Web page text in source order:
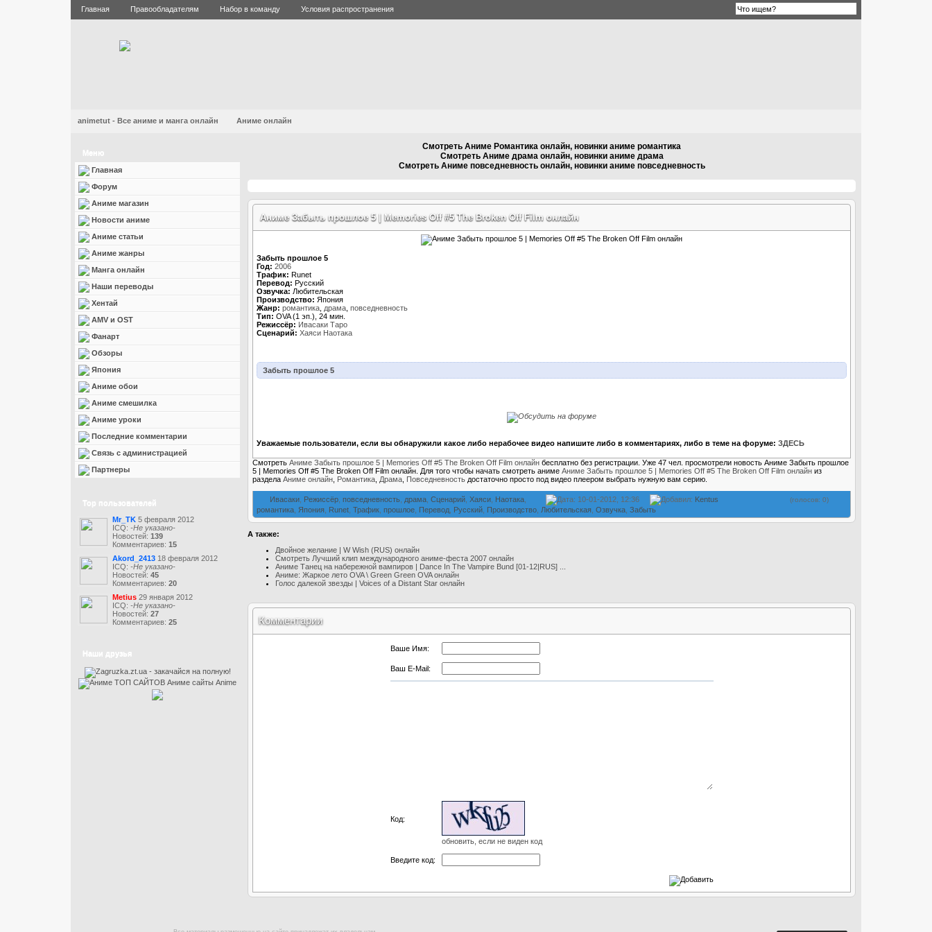
Главная Правообладателям Набор в команду Условия распространения
animetut - Все аниме и манга онлайн Аниме онлайн
Меню
Главная
Форум
Аниме магазин
Новости аниме
Аниме статьи
Аниме жанры
Манга онлайн
Наши переводы
Хентай
AMV и OST
Фанарт
Обзоры
Япония
Аниме обои
Аниме смешилка
Аниме уроки
Последние комментарии
Связь с администрацией
Партнеры
Top пользователей
Mr_TK 5 февраля 2012
ICQ: -Не указано-
Новостей: 139
Комментариев: 15
Akord_2413 18 февраля 2012
ICQ: -Не указано-
Новостей: 45
Комментариев: 20
Metius 29 января 2012
ICQ: -Не указано-
Новостей: 27
Комментариев: 25
Наши друзья
Смотреть Аниме Романтика онлайн, новинки аниме романтика
Смотреть Аниме драма онлайн, новинки аниме драма
Смотреть Аниме повседневность онлайн, новинки аниме повседневность
Аниме Забыть прошлое 5 | Memories Off #5 The Broken Off Film онлайн
Забыть прошлое 5
Год: 2006
Трафик: Runet
Перевод: Русский
Озвучка: Любительская
Производство: Япония
Жанр: романтика драма повседневность
Тип: OVA (1 эп.), 24 мин.
Режиссёр: Ивасаки Таро
Сценарий: Хаяси Наотака
Забыть прошлое 5
Уважаемые пользователи, если вы обнаружили какое либо нерабочее видео напишите либо в комментариях, либо в теме на форуме: ЗДЕСЬ
Смотреть Аниме Забыть прошлое 5 | Memories Off #5 The Broken Off Film онлайн бесплатно без регистрации. Уже 47 чел. просмотрели новость Аниме Забыть прошлое
5 | Memories Off #5 The Broken Off Film онлайн. Для того чтобы начать смотреть аниме Аниме Забыть прошлое 5 | Memories Off #5 The Broken Off Film онлайн из
раздела Аниме онлайн Романтика Драма Повседневность достаточно просто под видео плеером выбрать нужную вам серию.
(голосов: 0)
Добавил: Kentus
Дата: 10-01-2012, 12:36
Ивасаки Режиссёр повседневность драма Сценарий Хаяси Наотака
романтика Япония Runet Трафик прошлое Перевод Русский Производство Любительская Озвучка Забыть
А также:
Двойное желание | W Wish (RUS) онлайн
Смотреть Лучший клип международного аниме-феста 2007 онлайн
Аниме Танец на набережной вампиров | Dance In The Vampire Bund [01-12|RUS] ...
Аниме: Жаркое лето OVA \ Green Green OVA онлайн
Голос далекой звезды | Voices of a Distant Star онлайн
Комментарии
Ваше Имя:
Ваш E-Mail:
Код:
обновить, если не виден код
Введите код: